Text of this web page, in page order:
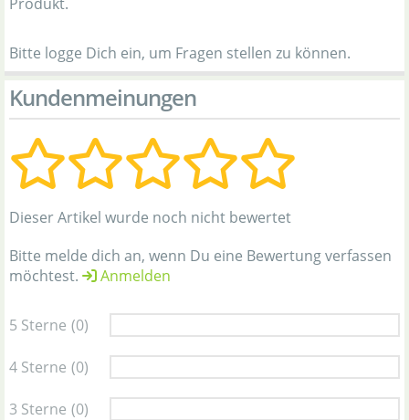
Bitte logge Dich ein, um Fragen stellen zu können.
Kundenmeinungen
Dieser Artikel wurde noch nicht bewertet
Bitte melde dich an, wenn Du eine Bewertung verfassen
möchtest.
Anmelden
5 Sterne (0)
4 Sterne (0)
3 Sterne (0)